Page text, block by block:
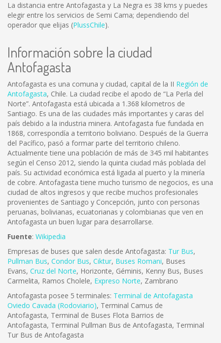
La distancia entre Antofagasta y La Negra es 38 kms y puedes
elegir entre los servicios de Semi Cama; dependiendo del
operador que elijas (PlussChile).
Información sobre la ciudad
Antofagasta
Antofagasta es una comuna y ciudad, capital de la II Región de
Antofagasta, Chile. La ciudad recibe el apodo de “La Perla del
Norte”. Antofagasta está ubicada a 1.368 kilometros de
Santiago. Es una de las ciudades más importantes y caras del
país debido a la industria minera. Antofagasta fue fundada en
1868, correspondía a territorio boliviano. Después de la Guerra
del Pacífico, pasó a formar parte del territorio chileno.
Actualmente tiene una población de más de 345 mil habitantes
según el Censo 2012, siendo la quinta ciudad más poblada del
país. Su actividad económica está ligada al puerto y la minería
de cobre. Antofagasta tiene mucho turismo de negocios, es una
ciudad de altos ingresos y que recibe muchos profesionales
provenientes de Santiago y Concepción, junto con personas
peruanas, bolivianas, ecuatorianas y colombianas que ven en
Antofagasta un buen lugar para desarrollarse.
Fuente: Wikipedia
Empresas de buses que salen desde Antofagasta: Tur Bus,
Pullman Bus, Condor Bus, Ciktur, Buses Romani, Buses
Evans, Cruz del Norte, Horizonte, Géminis, Kenny Bus, Buses
Carmelita, Ramos Cholele, Expreso Norte, Zambrano
Antofagasta posee 5 terminales: Terminal de Antofagasta
Oviedo Cavada (Rodoviario), Terminal Camus de
Antofagasta, Terminal de Buses Flota Barrios de
Antofagasta, Terminal Pullman Bus de Antofagasta, Terminal
Tur Bus de Antofagasta